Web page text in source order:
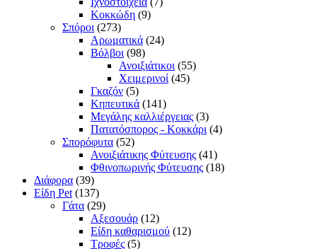
Κοκκώδη (9)
Σπόροι (273)
Αρωματικά (24)
Βόλβοι (98)
Ανοιξιάτικοι (55)
Χειμερινοί (45)
Γκαζόν (5)
Κηπευτικά (141)
Μεγάλης καλλιέργειας (3)
Πατατόσπορος - Κοκκάρι (4)
Σπορόφυτα (52)
Ανοιξιάτικης Φύτευσης (41)
Φθινοπωρινής Φύτευσης (18)
Διάφορα (39)
Είδη Pet (137)
Γάτα (29)
Αξεσουάρ (12)
Είδη καθαρισμού (12)
Τροφές (5)